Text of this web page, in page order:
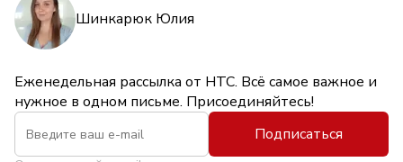
Шинкарюк Юлия
Еженедельная рассылка от НТС. Всё самое важное и
нужное в одном письме. Присоединяйтесь!
Подписаться